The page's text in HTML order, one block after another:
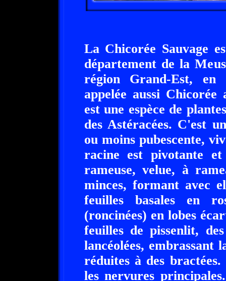
La Chicorée Sauvage
département de la
région Grand-Est, en
appelée aussi
est une espèce de
des Astéracées. C'est
ou moins pubescente,
racine est pivotante
rameuse, velue, à
minces, formant avec
feuilles basales en
(roncinées) en lobes
feuilles de pissenlit,
lancéolées, embrassant
réduites à des
les nervures